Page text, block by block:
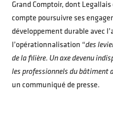
Grand Comptoir, dont
compte poursuivre ses
développement durable avec
l’opérationnalisation “des
de la filière. Un axe devenu
les professionnels du bâtiment
un communiqué de presse.